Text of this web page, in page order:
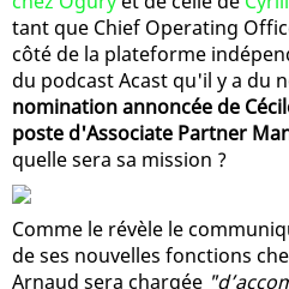
tant que Chief Operating
côté de la plateforme
du podcast Acast qu'il y a du
nomination annoncée de
poste d'Associate Partner
quelle sera sa mission ?
Comme le révèle le
de ses nouvelles fonctions
Arnaud sera chargée